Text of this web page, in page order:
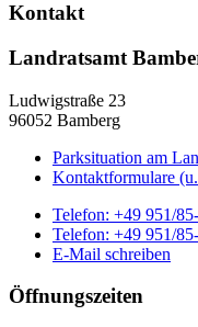
Kontakt
Landratsamt
Ludwigstraße 23
96052 Bamberg
Parksituation am
Kontaktformulare
Telefon: +49 951/
Telefon: +49 951/
E-Mail schreiben
Öffnungszeiten